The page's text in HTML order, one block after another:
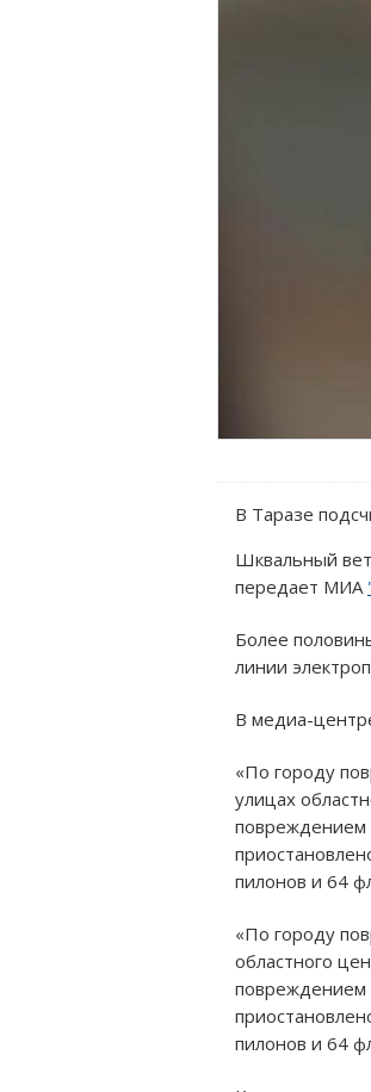
В Таразе
Шквальный
передает МИА
Более
линии
В медиа-
«По городу
улицах
повреждением
пилонов и 64
«По городу
областного
повреждением
пилонов и 64